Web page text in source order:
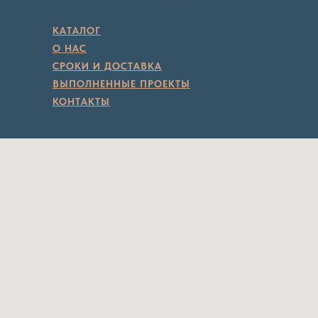
КАТАЛОГ
О НАС
СРОКИ И ДОСТАВКА
ВЫПОЛНЕННЫЕ ПРОЕКТЫ
КОНТАКТЫ